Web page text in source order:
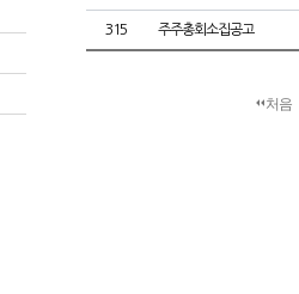
315 주주총회소집공고
처음